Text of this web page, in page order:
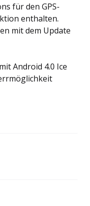
für den GPS-
enthalten.
mit dem Update
Android 4.0 Ice